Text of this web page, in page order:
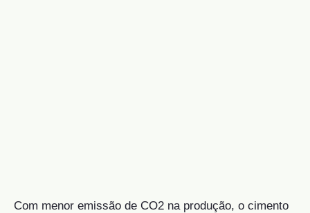
Com menor emissão de CO2 na produção, o cimento